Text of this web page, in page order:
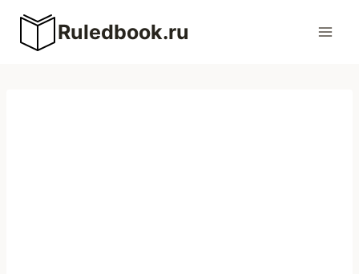
Перейти
содержимому
Ruledbook.ru